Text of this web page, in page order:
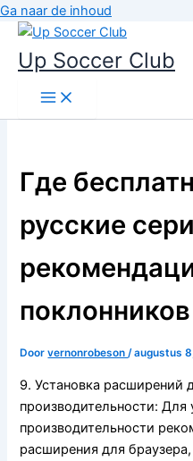
Ga naar de inhoud
Up Soccer Club
Где
русские
поклонников
Doorvernonrobeson/augustus
9. Установка расширений
производительности: Для
производительности
расширения для